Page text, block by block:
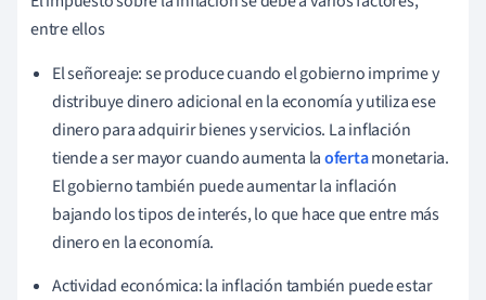
entre ellos
El señoreaje: se produce cuando el gobierno imprime y
distribuye dinero adicional en la economía y utiliza ese
dinero para adquirir bienes y servicios. La inflación
tiende a ser mayor cuando aumenta laofertamonetaria.
El gobierno también puede aumentar la inflación
bajando los tipos de interés, lo que hace que entre más
dinero en la economía.
Actividad económica: la inflación también puede estar